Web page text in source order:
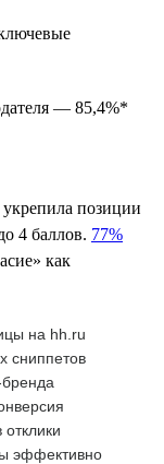
— 85,4%*
укрепила позиции
4 баллов. 77%
как
на hh.ru
сниппетов
эффективно